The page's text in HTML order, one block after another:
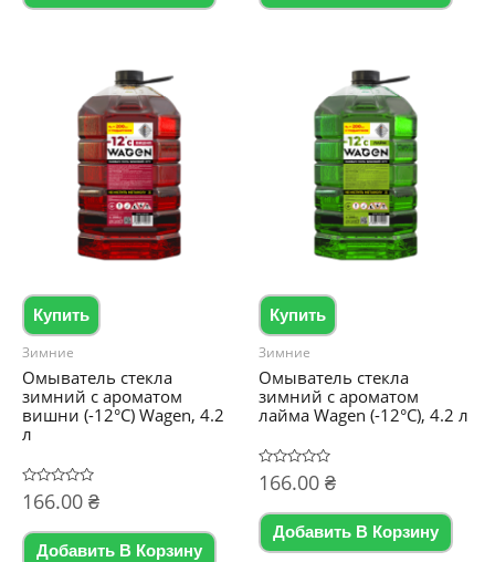
Купить
Зимние
Омыватель стекла
зимний с ароматом
вишни (-12°C) Wagen, 4.2
л
Оценка
0
5
166.00 ₴
Добавить В Корзину
Купить
Зимние
Омыватель стекла
зимний с ароматом
лайма Wagen (-12°C), 4.2 л
Оценка
0
5
166.00 ₴
Добавить В Корзину